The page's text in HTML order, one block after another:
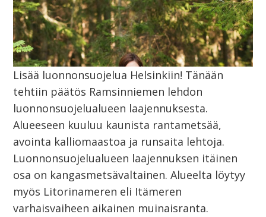
Lisää luonnonsuojelua Helsinkiin! Tänään
tehtiin päätös Ramsinniemen lehdon
luonnonsuojelualueen laajennuksesta.
Alueeseen kuuluu kaunista rantametsää,
avointa kalliomaastoa ja runsaita lehtoja.
Luonnonsuojelualueen laajennuksen itäinen
osa on kangasmetsävaltainen. Alueelta löytyy
myös Litorinameren eli Itämeren
varhaisvaiheen aikainen muinaisranta.